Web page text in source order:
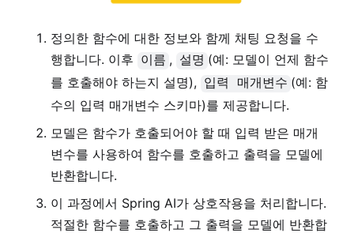
정의한 함수에 대한 정보와 함께 채팅 요청을 수
행합니다. 이후
이름 , 설명 (예: 모델이 언제 함수
를 호출해야 하는지 설명),
입력 매개변수 (예: 함
수의 입력 매개변수 스키마)를 제공합니다.
모델은 함수가 호출되어야 할 때 입력 받은 매개
변수를 사용하여 함수를 호출하고 출력을 모델에
반환합니다.
이 과정에서 Spring AI가 상호작용을 처리합니다.
적절한 함수를 호출하고 그 출력을 모델에 반환합